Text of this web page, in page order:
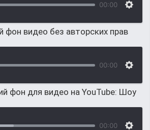
00:00
фон видео без авторских прав
00:00
фон для видео на YouTube: Шоу
00:00